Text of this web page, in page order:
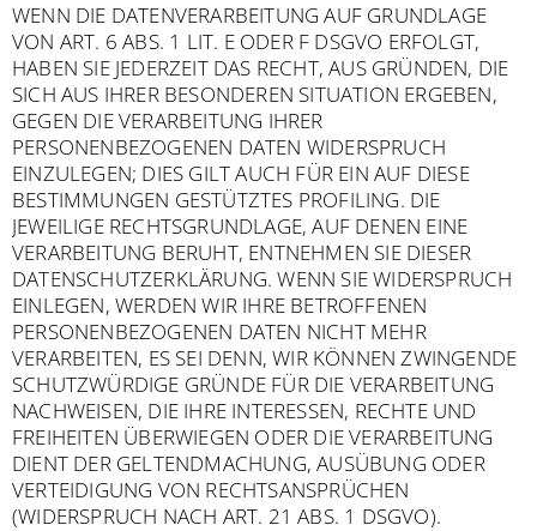
WENN DIE DATENVERARBEITUNG AUF GRUNDLAGE
VON ART. 6 ABS. 1 LIT. E ODER F DSGVO ERFOLGT,
HABEN SIE JEDERZEIT DAS RECHT, AUS GRÜNDEN, DIE
SICH AUS IHRER BESONDEREN SITUATION ERGEBEN,
GEGEN DIE VERARBEITUNG IHRER
PERSONENBEZOGENEN DATEN WIDERSPRUCH
EINZULEGEN; DIES GILT AUCH FÜR EIN AUF DIESE
BESTIMMUNGEN GESTÜTZTES PROFILING. DIE
JEWEILIGE RECHTSGRUNDLAGE, AUF DENEN EINE
VERARBEITUNG BERUHT, ENTNEHMEN SIE DIESER
DATENSCHUTZERKLÄRUNG. WENN SIE WIDERSPRUCH
EINLEGEN, WERDEN WIR IHRE BETROFFENEN
PERSONENBEZOGENEN DATEN NICHT MEHR
VERARBEITEN, ES SEI DENN, WIR KÖNNEN ZWINGENDE
SCHUTZWÜRDIGE GRÜNDE FÜR DIE VERARBEITUNG
NACHWEISEN, DIE IHRE INTERESSEN, RECHTE UND
FREIHEITEN ÜBERWIEGEN ODER DIE VERARBEITUNG
DIENT DER GELTENDMACHUNG, AUSÜBUNG ODER
VERTEIDIGUNG VON RECHTSANSPRÜCHEN
(WIDERSPRUCH NACH ART. 21 ABS. 1 DSGVO).